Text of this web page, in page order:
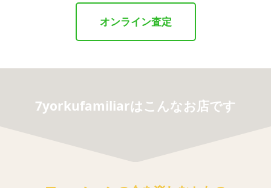
オンライン査定
7yorkufamiliarはこんなお店です